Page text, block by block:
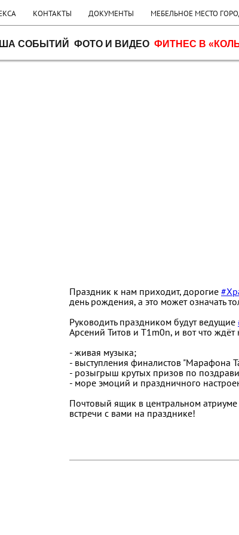
КОНТАКТЫ ДОКУМЕНТЫ МЕБЕЛЬНОЕ МЕСТО
СОБЫТИЙ ФОТО И ВИДЕО ФИТНЕС В
Праздник к нам приходит, дорогие
день рождения, а это может означать
Руководить праздником будут ведущие
Арсений Титов и T1m0n, и вот что
- живая музыка;
- выступления финалистов "Марафона
- розыгрыш крутых призов по
- море эмоций и праздничного
Почтовый ящик в центральном
встречи с вами на празднике!